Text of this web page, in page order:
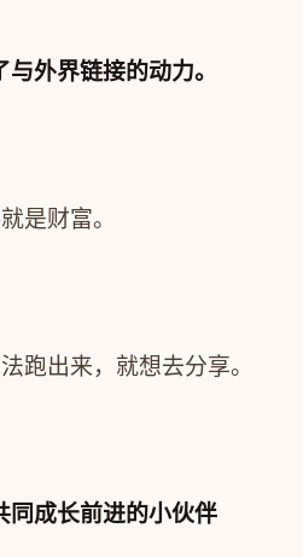
外界链接的动力。
是财富。
跑出来，就想去分享。
同成长前进的小伙伴